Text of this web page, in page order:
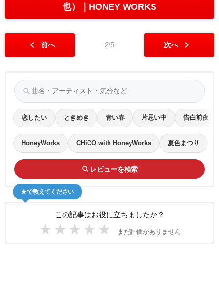
也）
HONEY WORKS
chevron_left 前へ 2/5 次へ chevron_right
search
恋したい ときめき 青い春 片思い中 告白前夜
HoneyWorks CHiCO with HoneyWorks 夏色まつり
search レビューを検索
この記事はお役に立ちましたか？
★ ★ ★ ★ ★ まだ評価がありません
★で教えてください